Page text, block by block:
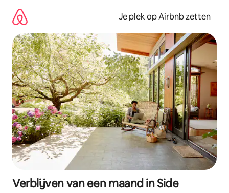
direct
naar
inhoud
Je plek op Airbnb zetten
Verblijven van een maand in Side